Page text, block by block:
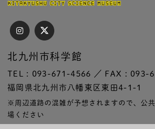
北九州市科学館
TEL : 093-671-4566 ／ FAX : 093-
福岡県北九州市八幡東区東田4-1-1
※周辺道路の混雑が予想されますので、公
場ください